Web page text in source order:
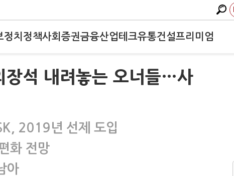
정치 정책사회 증권금융산업테크유통건설프리미엄
장석 내려놓는 오너들…사
2019년 선제 도입
화 전망
아